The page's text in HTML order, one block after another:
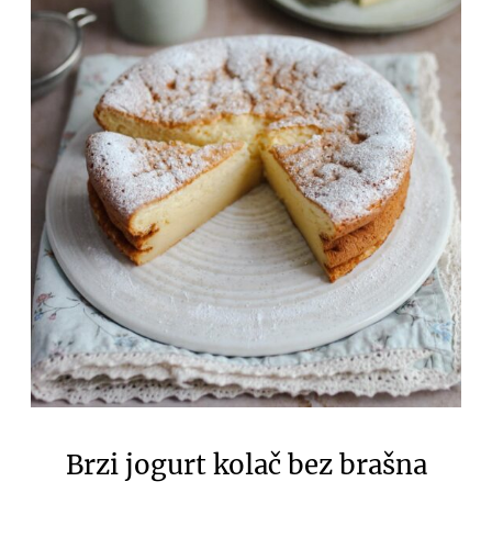
Brzi jogurt kolač bez brašna